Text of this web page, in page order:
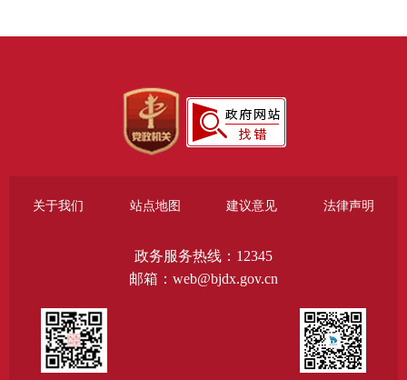
关于我们 站点地图 建议意见 法律声明
政务服务热线：12345
邮箱：web@bjdx.gov.cn